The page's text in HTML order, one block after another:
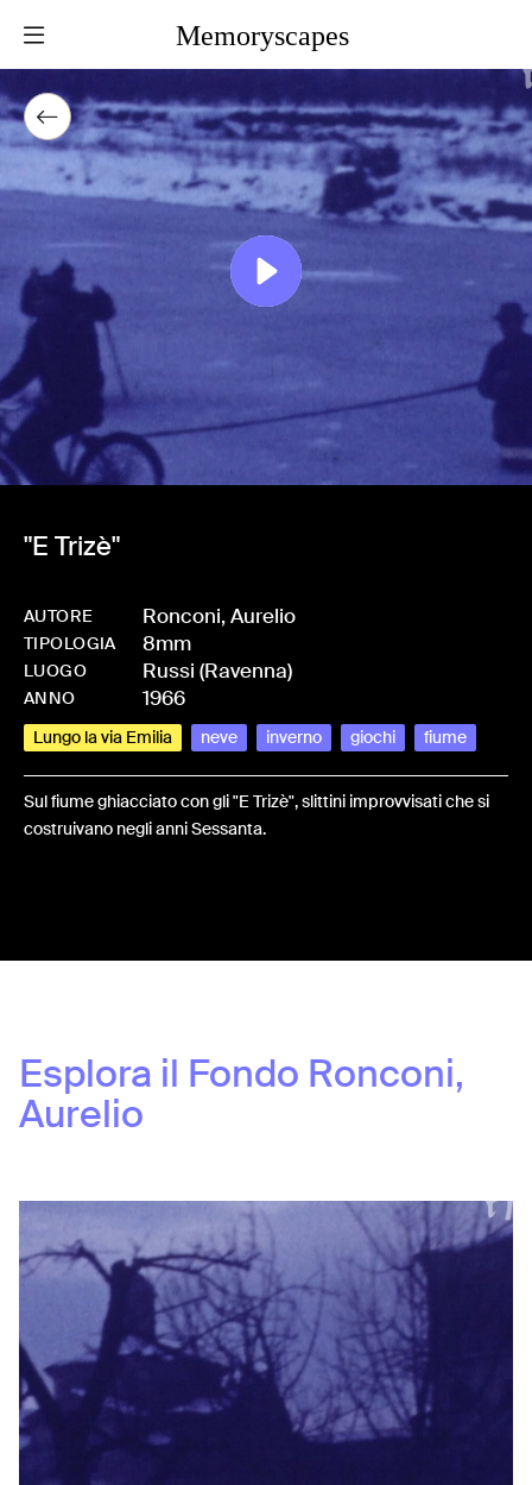
Memoryscapes
"E Trizè"
AUTORE Ronconi, Aurelio
TIPOLOGIA 8mm
LUOGO Russi (Ravenna)
ANNO 1966
Lungo la via Emilia neve inverno giochi fiume
Sul fiume ghiacciato con gli "E Trizè", slittini improvvisati che si
costruivano negli anni Sessanta.
Esplora il Fondo Ronconi,
Aurelio